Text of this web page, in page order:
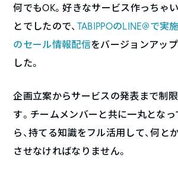
何でもOK。好きなサービス作っちゃい
とでしたので、 TABIPPOのLINE@で実
のセール情報配信をバージョンアッ
した。
企画立案からサービスの発表まで制
す。チームメンバーと共に一丸となっ
ら、持てる知識をフル活用して、何と
させなければなりません。